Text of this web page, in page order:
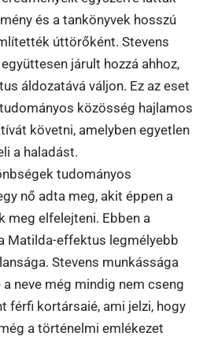
és a tankönyvek hosszú
úttörőként. Stevens
járult hozzá ahhoz,
áldozatává váljon. Ez az eset
közösség hajlamos
követni, amelyben egyetlen
a haladást.
tudományos
nő adta meg, akit éppen a
meg elfelejteni. Ebben a
Matilda-effektus legmélyebb
Stevens munkássága
neve még mindig nem cseng
férfi kortársaié, ami jelzi, hogy
a történelmi emlékezet